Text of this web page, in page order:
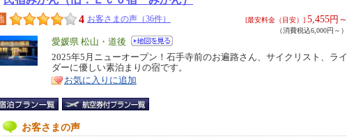
4 お客さまの声（36件） [最安料金（目安）] 5,455円～
（消費税込6,000円～）
エ
リ
ア
愛媛県 松山・道後
特
徴
2025年5月ニューオープン！石手寺前のお遍路さん、サイクリスト、ライ
ダーに優しい素泊まりの宿です。
お気に入りに追加
お客さまの声